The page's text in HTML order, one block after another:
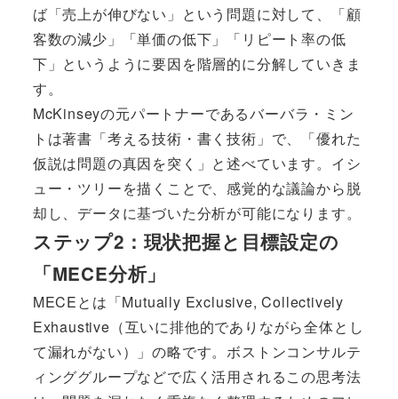
ば「売上が伸びない」という問題に対して、「顧
客数の減少」「単価の低下」「リピート率の低
下」というように要因を階層的に分解していきま
す。
McKinseyの元パートナーであるバーバラ・ミン
トは著書「考える技術・書く技術」で、「優れた
仮説は問題の真因を突く」と述べています。イシ
ュー・ツリーを描くことで、感覚的な議論から脱
却し、データに基づいた分析が可能になります。
ステップ2：現状把握と目標設定の
「MECE分析」
MECEとは「Mutually Exclusive, Collectively
Exhaustive（互いに排他的でありながら全体とし
て漏れがない）」の略です。ボストンコンサルテ
ィンググループなどで広く活用されるこの思考法